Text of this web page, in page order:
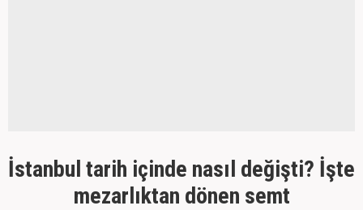
İstanbul tarih içinde nasıl değişti? İşte
mezarlıktan dönen semt